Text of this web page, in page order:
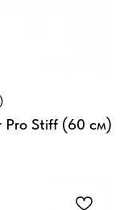
Pro Stiff (60 см)